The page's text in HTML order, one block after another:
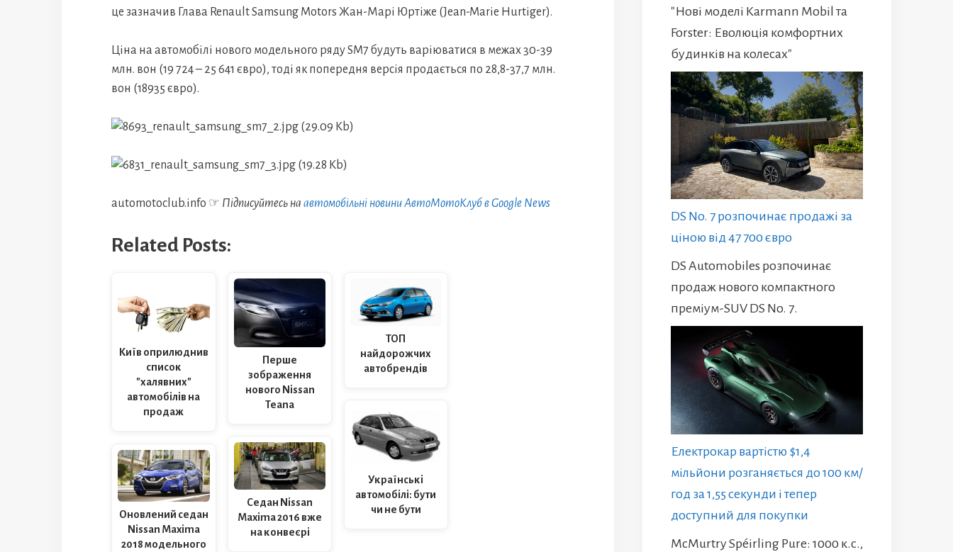
це зазначив Глава Renault Samsung Motors Жан-Марі Юртіже (Jean-Marie Hurtiger).
Ціна на автомобілі нового модельного ряду SM7 будуть варіюватися в межах 30-39
млн. вон (19 724 – 25 641 євро), тоді як попередня версія продається по 28,8-37,7 млн.
вон (18935 євро).
automotoclub.info ☞ Підписуйтесь на автомобільні новини АвтоМотоКлуб в Google News
Related Posts:
Київ оприлюднив
список
"халявних"
автомобілів на
продаж
Оновлений седан
Nissan Maxima
2018 модельного
Перше
зображення
нового Nissan
Teana
Седан Nissan
Maxima 2016 вже
на конвеєрі
ТОП
найдорожчих
автобрендів
Українські
автомобілі: бути
чи не бути
"Нові моделі Karmann Mobil та
Forster: Еволюція комфортних
будинків на колесах"
DS No. 7 розпочинає продажі за
ціною від 47 700 євро
DS Automobiles розпочинає
продаж нового компактного
преміум-SUV DS No. 7.
Електрокар вартістю $1,4
мільйони розганяється до 100 км/
год за 1,55 секунди і тепер
доступний для покупки
McMurtry Spéirling Pure: 1000 к.с.,